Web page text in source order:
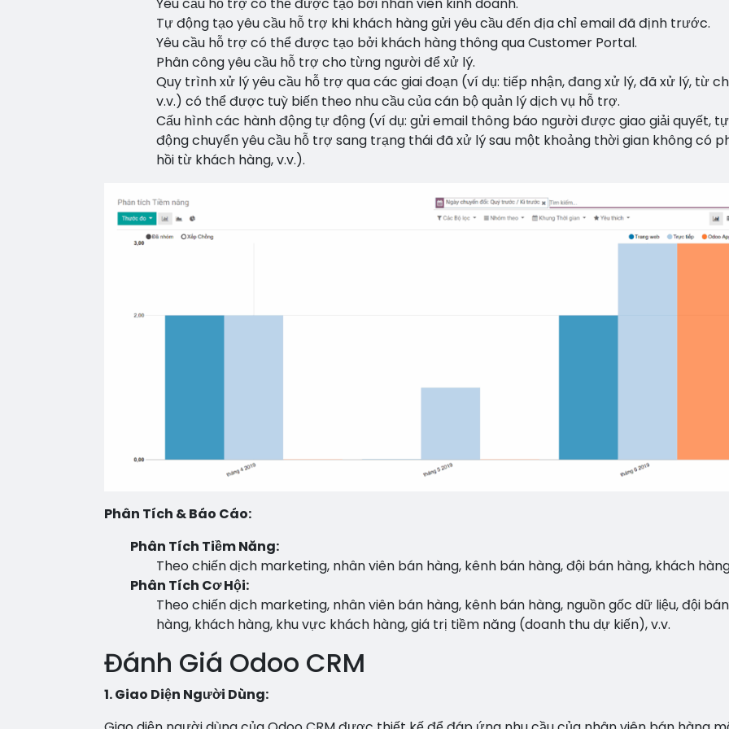
Tự động tạo yêu cầu hỗ trợ khi khách hàng gửi yêu cầu đến địa chỉ email đã định trước.
Yêu cầu hỗ trợ có thể được tạo bởi khách hàng thông qua Customer Portal.
Phân công yêu cầu hỗ trợ cho từng người để xử lý.
Quy trình xử lý yêu cầu hỗ trợ qua các giai đoạn (ví dụ: tiếp nhận, đang xử lý, đã xử lý, từ
v.v.) có thể được tuỳ biến theo nhu cầu của cán bộ quản lý dịch vụ hỗ trợ.
Cấu hình các hành động tự động (ví dụ: gửi email thông báo người được giao giải quyết, tự
động chuyển yêu cầu hỗ trợ sang trạng thái đã xử lý sau một khoảng thời gian không có
hồi từ khách hàng, v.v.).
Phân Tích & Báo Cáo:
Phân Tích Tiềm Năng:
Theo chiến dịch marketing, nhân viên bán hàng, kênh bán hàng, đội bán hàng, khách
Phân Tích Cơ Hội:
Theo chiến dịch marketing, nhân viên bán hàng, kênh bán hàng, nguồn gốc dữ liệu, đội bán
hàng, khách hàng, khu vực khách hàng, giá trị tiềm năng (doanh thu dự kiến), v.v.
Đánh Giá Odoo CRM
1. Giao Diện Người Dùng: